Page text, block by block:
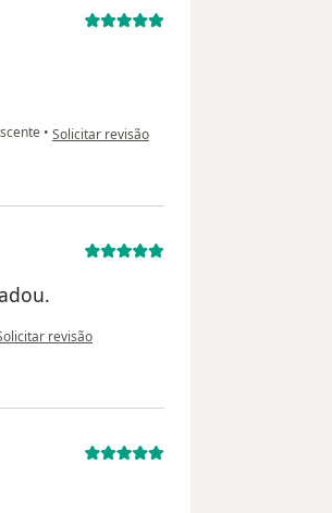
• na opinião do utilizador Célio YNG
Solicitar revisão
opinião do utilizador Albert
revisão